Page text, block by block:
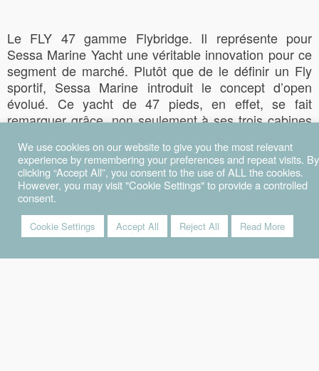
Le FLY 47 gamme Flybridge. Il représente pour
Sessa Marine Yacht une véritable innovation pour ce
segment de marché. Plutôt que de le définir un Fly
sportif, Sessa Marine introduit le concept d’open
évolué. Ce yacht de 47 pieds, en effet, se fait
remarquer grâce, non seulement à ses trois cabines
mais aussi grâce à une cuisine spacieuse et
ergonomique, une zone living lumineuse et un
flybridge d’environ 20 m2 en mesure d’accueillir 8 à
10 personnes. Ses grandes qualités de navigabilité,
fruit de l’expérience de ses soeurs aînées, en font un
modèle très sécurisant.
COULEURS DISPONIBLES
We use cookies on our website to give you the most relevant
experience by remembering your preferences and repeat visits. By
clicking “Accept All”, you consent to the use of ALL the cookies.
However, you may visit "Cookie Settings" to provide a controlled
consent.
Cookie Settings Accept All Reject All Read More